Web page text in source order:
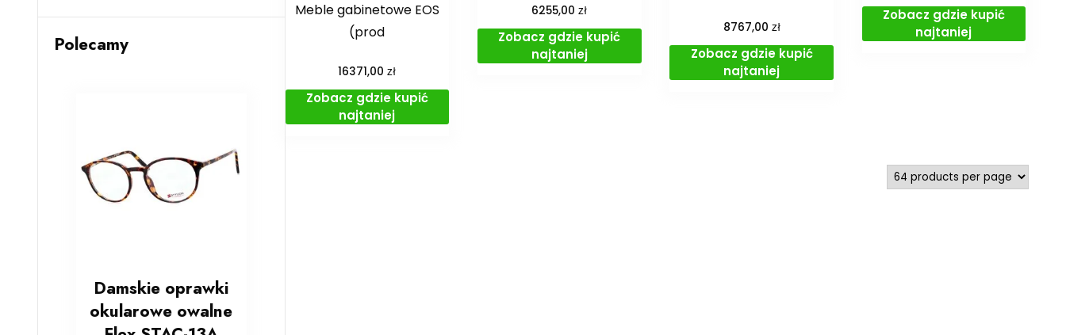
Meble gabinetowe EOS
(prod
16371,00zł
Zobacz gdzie kupić
najtaniej
6255,00zł
Zobacz gdzie kupić
najtaniej
8767,00 zł
Zobacz gdzie kupić
najtaniej
Zobacz gdzie kupić
najtaniej
Polecamy
Damskie oprawki
okularowe owalne